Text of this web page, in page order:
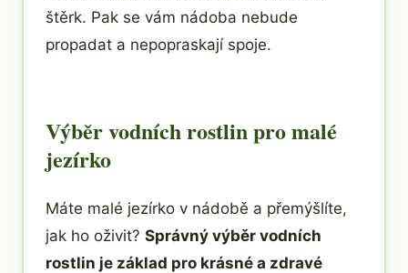
štěrk. Pak se vám nádoba nebude
propadat a nepopraskají spoje.
Výběr vodních rostlin pro malé
jezírko
Máte malé jezírko v nádobě a přemýšlíte,
jak ho oživit? Správný výběr vodních
rostlin je základ pro krásné a zdravé